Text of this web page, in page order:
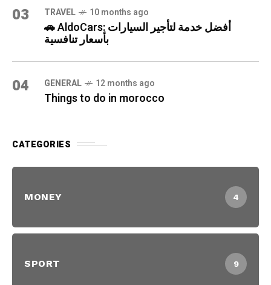
03 TRAVEL 10 months ago
🚗 AldoCars: أفضل خدمة لتأجير السيارات
بأسعار تنافسية
04 GENERAL 12 months ago
Things to do in morocco
CATEGORIES
MONEY 4
SPORT 9